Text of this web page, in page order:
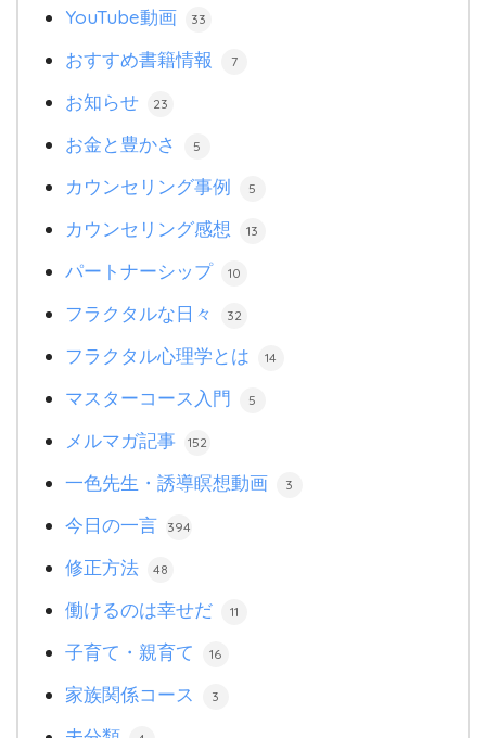
YouTube動画 33
おすすめ書籍情報 7
お知らせ 23
お金と豊かさ 5
カウンセリング事例 5
カウンセリング感想 13
パートナーシップ 10
フラクタルな日々 32
フラクタル心理学とは 14
マスターコース入門 5
メルマガ記事 152
一色先生・誘導瞑想動画 3
今日の一言 394
修正方法 48
働けるのは幸せだ 11
子育て・親育て 16
家族関係コース 3